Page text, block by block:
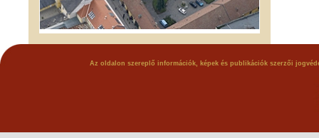
Az oldalon szereplő információk, képek és publikációk szerzői